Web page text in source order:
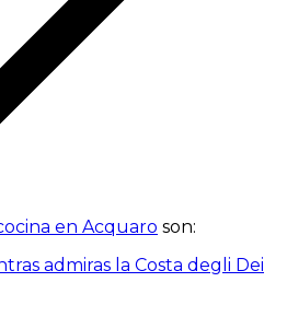
en Acquaro son:
admiras la Costa degli Dei